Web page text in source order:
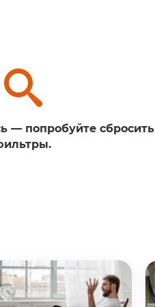
— попробуйте сбросить